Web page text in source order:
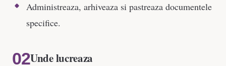
Administreaza, arhiveaza si pastreaza documentele
specifice.
Unde lucreaza